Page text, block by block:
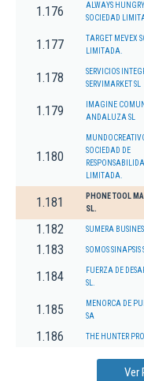
1.176
ALWAYS HUNGRY
SOCIEDAD
1.177
TARGET MEVEX
LIMITADA.
1.178
SERVICIOS
SERVIMARKET SL
1.179
IMAGINE
ANDALUZA SL
1.180
SOCIEDAD DE
LIMITADA.
1.181
PHONE TOOL
SL.
1.182 SUMERA
1.183 SOMOS SINAPSIS
1.184
FUERZA DE
SL.
1.185
MENORCA DE
SA
1.186 THE HUNTER
Ver